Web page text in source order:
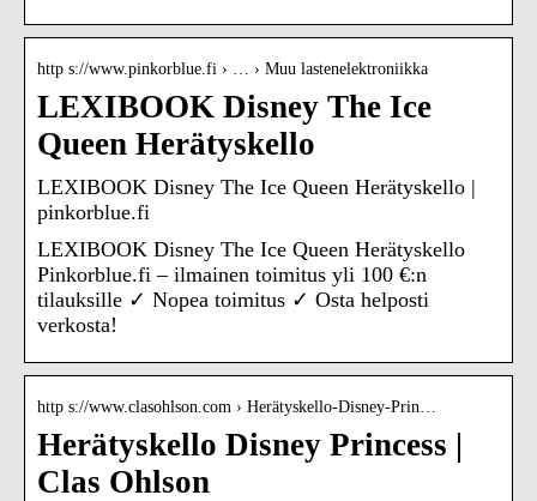
http s://www.pinkorblue.fi › … › Muu lastenelektroniikka
LEXIBOOK Disney The Ice
Queen Herätyskello
LEXIBOOK Disney The Ice Queen Herätyskello |
pinkorblue.fi
LEXIBOOK Disney The Ice Queen Herätyskello
Pinkorblue.fi – ilmainen toimitus yli 100 €:n
tilauksille ✓ Nopea toimitus ✓ Osta helposti
verkosta!
http s://www.clasohlson.com › Herätyskello-Disney-Prin…
Herätyskello Disney Princess |
Clas Ohlson